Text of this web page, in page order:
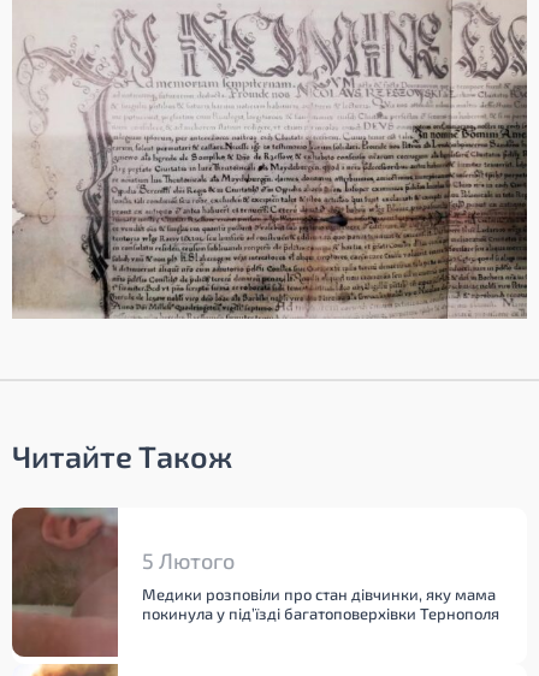
Читайте Також
5 Лютого
Медики розповіли про стан дівчинки, яку мама
покинула у під’їзді багатоповерхівки Тернополя